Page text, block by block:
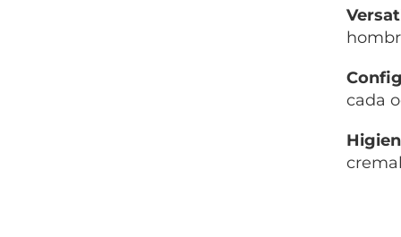
cada